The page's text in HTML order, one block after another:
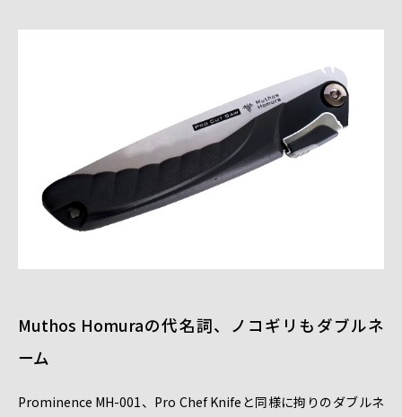
Muthos Homuraの代名詞、ノコギリもダブルネ
ーム
Prominence MH-001、Pro Chef Knifeと同様に拘りのダブルネ